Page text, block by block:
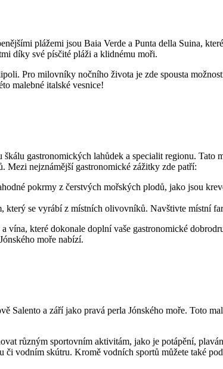
plážemi jsou Baia Verde a Punta della Suina,
díky své písčité pláži a klidnému moři.
Pro milovníky nočního života je zde spousta
malebné italské vesnice!
gastronomických lahůdek a specialit regionu. Tato
Mezi nejznámější gastronomické zážitky zde patří:
pokrmy z čerstvých mořských plodů, jako jsou
se vyrábí z místních olivovníků. Navštivte místní
které dokonale doplní vaše gastronomické
moře nabízí.
Salento a září jako pravá perla Jónského moře. Toto
různým sportovním aktivitám, jako je potápění,
či vodním skútru. Kromě vodních sportů můžete také